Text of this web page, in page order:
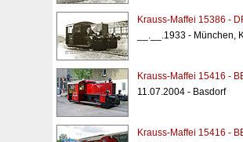
Krauss-Maffei 15386 -
__.__.1933 - München,
Krauss-Maffei 15416 -
11.07.2004 - Basdorf
Krauss-Maffei 15416 -